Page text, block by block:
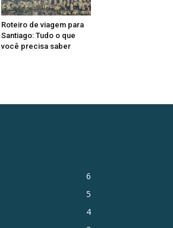
Roteiro de viagem para
Santiago: Tudo o que
você precisa saber
6
5
4